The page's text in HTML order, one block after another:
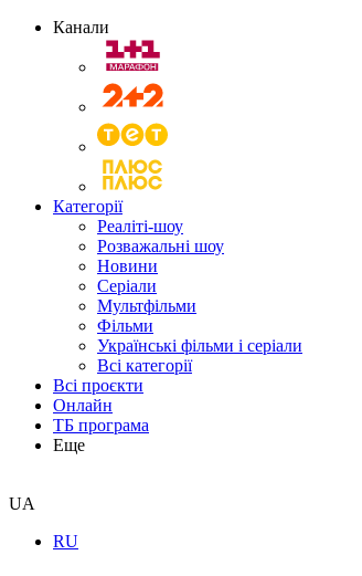
Канали
Категорії
Реаліті-шоу
Розважальні шоу
Новини
Серіали
Мультфільми
Фільми
Українські фільми і серіали
Всі категорії
Всі проєкти
Онлайн
ТБ програма
Еще
UA
RU